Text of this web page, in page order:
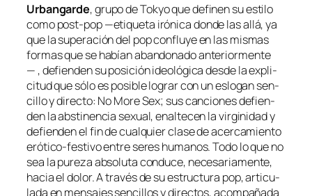
Urbangarde, gru­po de Tokyo que de­fi­nen su es­ti­lo
co­mopost-pop—eti­que­ta iró­ni­ca don­de las allá, ya
que la su­pera­ción del popcon­flu­ye en las mis­mas
for­mas que se ha­bían aban­do­na­do an­te­rior­men­te
— , de­fien­den su po­si­ción ideo­ló­gi­ca des­de la ex­pli­
ci­tud que só­lo es po­si­ble lo­grar con un es­lo­gan sen­
ci­llo y di­rec­to: No More Sex; sus can­cio­nes de­fien­
den la abs­ti­nen­cia se­xual, enal­te­cen la vir­gi­ni­dad y
de­fien­den el fin de cual­quier cla­se de acer­ca­mien­to
erótico-festivo en­tre se­res hu­ma­nos. Todo lo que no
sea la pu­re­za ab­so­lu­ta con­du­ce, ne­ce­sa­ria­men­te,
ha­cia el do­lor. A tra­vés de su es­truc­tu­ra pop, ar­ti­cu­
la­da en men­sa­jes sen­ci­llos y di­rec­tos, acom­pa­ña­da